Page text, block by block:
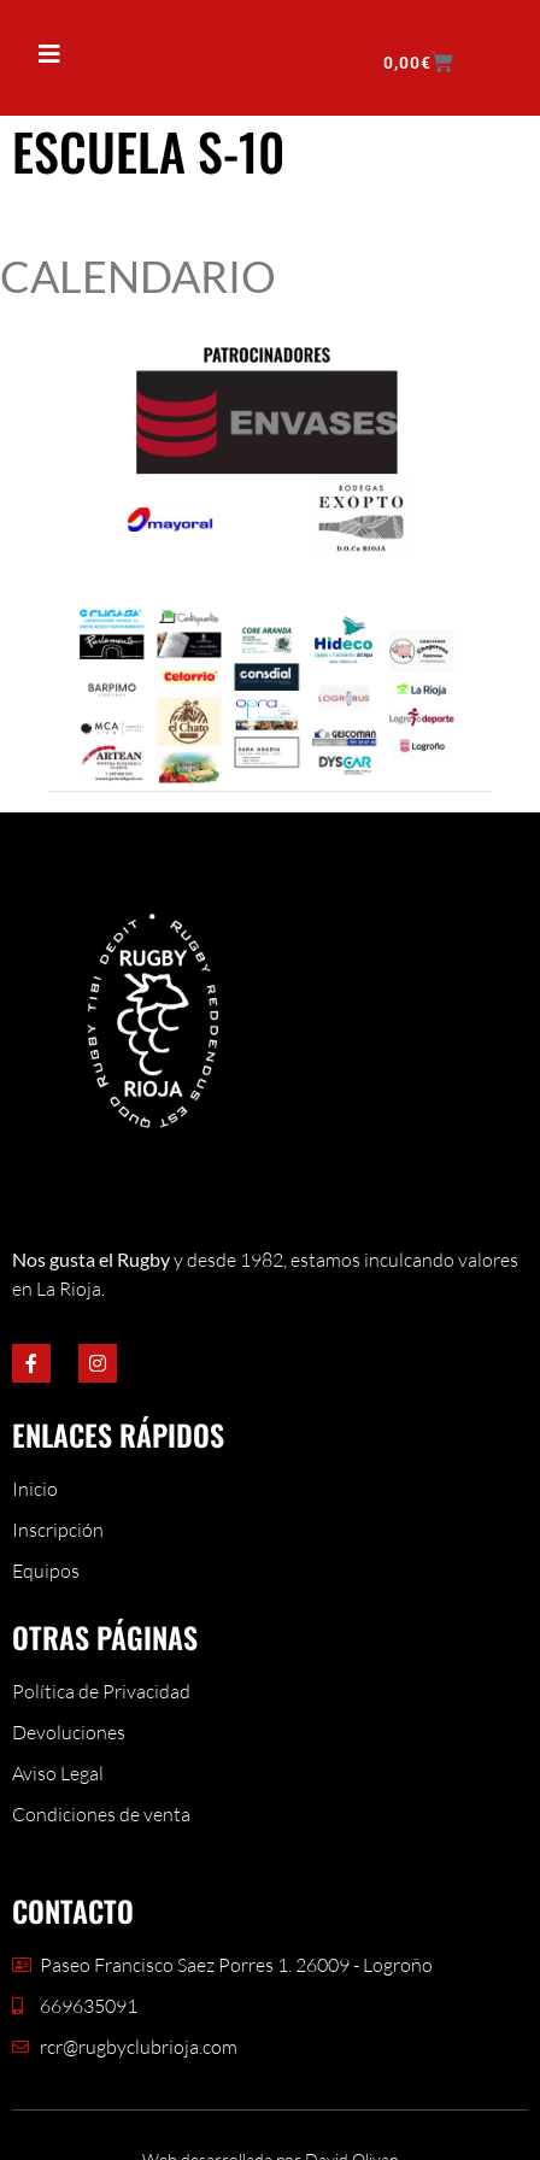
0,00€
ESCUELA S-10
CALENDARIO
Nos gusta el Rugbyy desde 1982, estamos inculcando valores
en La Rioja.
ENLACES RÁPIDOS
Inicio
Inscripción
Equipos
OTRAS PÁGINAS
Política de Privacidad
Devoluciones
Aviso Legal
Condiciones de venta
CONTACTO
Paseo Francisco Saez Porres 1. 26009 - Logroño
669635091
rcr@rugbyclubrioja.com